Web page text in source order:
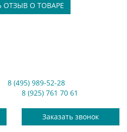
ОТЗЫВ О ТОВАРЕ
8 (495) 989-52-28
8 (925) 761 70 61
Заказать звонок